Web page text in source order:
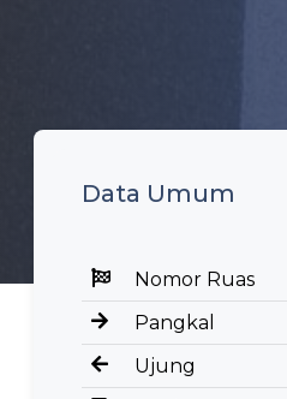
Data Umum
Nomor Ruas
Pangkal
Ujung